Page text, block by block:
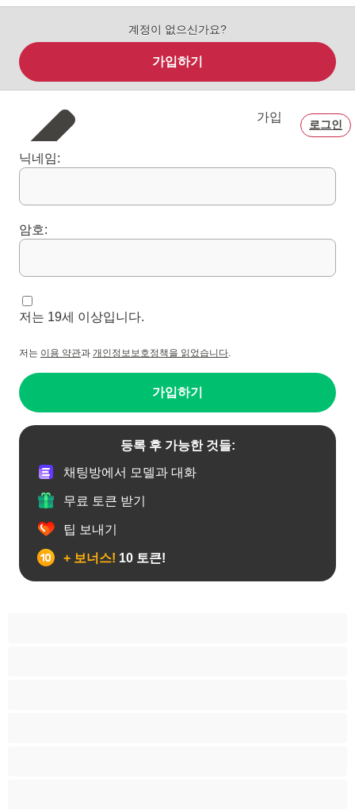
계정이 없으신가요?
가입하기
가입
로그인
닉네임:
암호:
저는 19세 이상입니다.
저는 이용 약관과 개인정보보호정책을 읽었습니다.
가입하기
등록 후 가능한 것들:
채팅방에서 모델과 대화
무료 토큰 받기
팁 보내기
+ 보너스! 10 토큰!